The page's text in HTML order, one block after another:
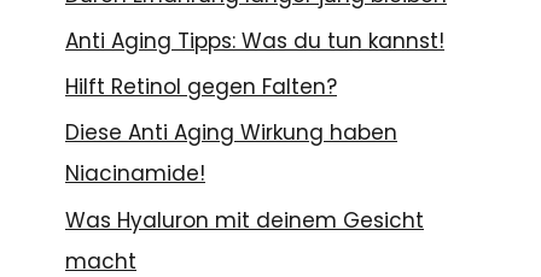
Anti Aging Tipps: Was du tun kannst!
Hilft Retinol gegen Falten?
Diese Anti Aging Wirkung haben
Niacinamide!
Was Hyaluron mit deinem Gesicht
macht